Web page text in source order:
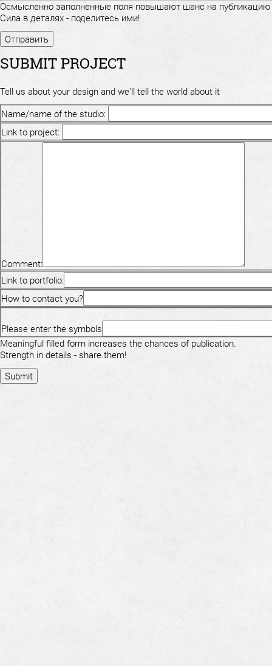
Осмысленно заполненные поля повышают шанс на публикацию
Сила в деталях - поделитесь ими!
SUBMIT PROJECT
Tell us about your design and we'll tell the world about it
Name/name of the studio:
Link to project:
Comment:
Link to portfolio:
How to contact you?
Please enter the symbols
Meaningful filled form increases the chances of publication.
Strength in details - share them!